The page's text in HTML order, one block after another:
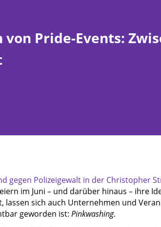
Pride-Events:
gegen Polizeigewalt in der Christopher
im Juni – und darüber hinaus – ihre
lassen sich auch Unternehmen und
geworden ist:Pinkwashing.